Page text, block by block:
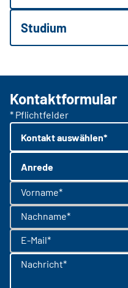
Studium
Kontaktformular
* Pflichtfelder
Kontakt auswählen*
Anrede
Vorname*
Nachname*
E-Mail*
Nachricht*